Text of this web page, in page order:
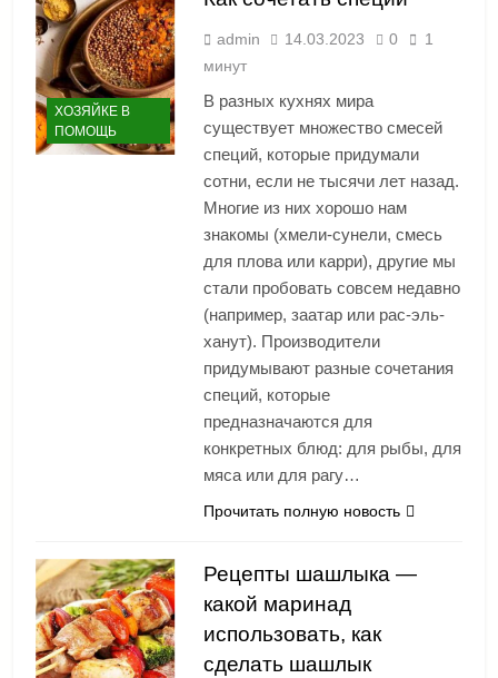
ХОЗЯЙКЕ В
ПОМОЩЬ
admin 14.03.2023 0
1
минут
В разных кухнях мира
существует множество смесей
специй, которые придумали
сотни, если не тысячи лет назад.
Многие из них хорошо нам
знакомы (хмели-сунели, смесь
для плова или карри), другие мы
стали пробовать совсем недавно
(например, заатар или рас-эль-
ханут). Производители
придумывают разные сочетания
специй, которые
предназначаются для
конкретных блюд: для рыбы, для
мяса или для рагу…
Прочитать полную новость
Рецепты шашлыка —
какой маринад
использовать, как
сделать шашлык